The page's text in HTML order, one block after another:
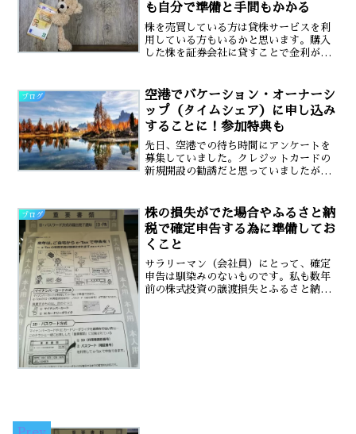
も自分で準備と手間もかかる
株を売買している方は貸株サービスを利
用している方もいるかと思います。購入
した株を証券会社に貸すことで金利が得
しいいことだけではなく手続きで面倒な
ことも知りました。何が...
ブログ
空港でバケーション・オーナーシ
ップ（タイムシェア）に申し込み
することに！参加特典も
先日、空港での待ち時間にアンケートを
募集していました。クレジットカードの
新規開設の勧誘だと思っていましたが違
ナーが販売員と話していました（笑）近
づいてよく見て見るとクレ...
ブログ
株の損失がでた場合やふるさと納
税で確定申告する為に準備してお
くこと
サラリーマン（会社員）にとって、確定
申告は馴染みのないものです。私も数年
前の株式投資の譲渡損失とふるさと納税